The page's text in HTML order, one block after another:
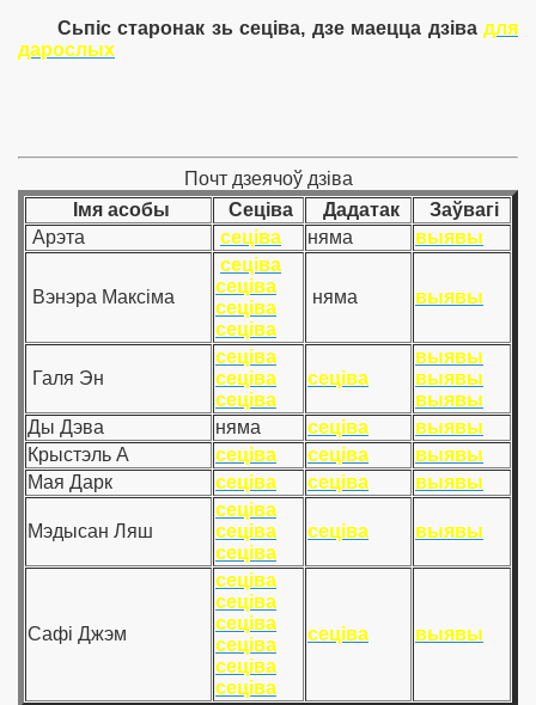
Сьпіс старонак зь сеціва, дзе маецца дзіва для
дарослых
Почт дзеячоў дзіва
Імя асобы
Сеціва Дадатак
Заўвагі
Арэта
сеціва няма выявы
Вэнэра Максіма
сеціва
сеціва
сеціва
сеціва
няма выявы
Галя Эн
сеціва
сеціва
сеціва
сеціва
выявы
выявы
выявы
Ды Дэва
няма сеціва
выявы
Крыстэль А
сеціва сеціва
выявы
Мая Дарк
сеціва сеціва выявы
Мэдысан Ляш
сеціва
сеціва
сеціва
сеціва выявы
Сафі Джэм
сеціва
сеціва
сеціва
сеціва
сеціва
сеціва
сеціва выявы